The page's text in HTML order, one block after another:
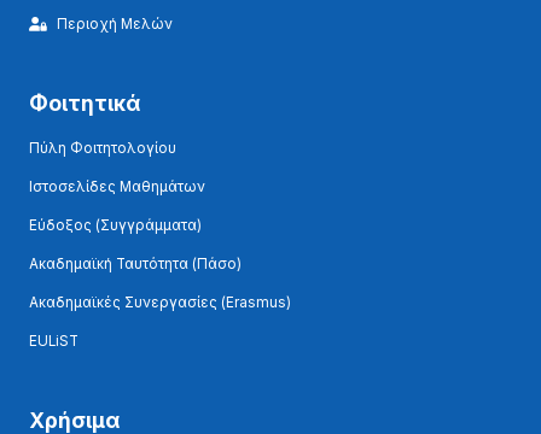
Περιοχή Μελών
Φοιτητικά
Πύλη Φοιτητολογίου
Ιστοσελίδες Μαθημάτων
Εύδοξος (Συγγράμματα)
Ακαδημαϊκή Ταυτότητα (Πάσο)
Ακαδημαϊκές Συνεργασίες (Erasmus)
EULiST
Χρήσιμα